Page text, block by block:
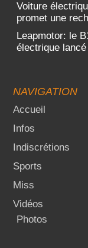
Voiture
promet une
Leapmotor: le
électrique
NAVIGATION
Accueil
Infos
Indiscrétions
Sports
Miss
Vidéos
Photos